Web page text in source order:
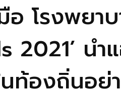
อ โรงพย
2021’ น
ท้องถิ่นอย่